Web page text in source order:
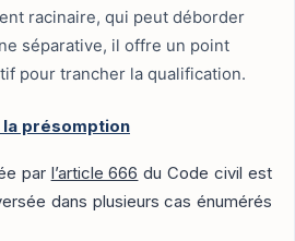
racinaire, qui peut déborder
séparative, il offre un point
pour trancher la qualification.
présomption
par l’article 666 du Code civil est
dans plusieurs cas énumérés